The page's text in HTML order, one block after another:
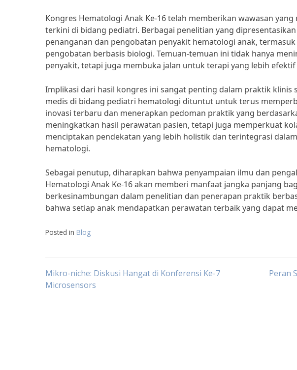
Kongres Hematologi Anak Ke-16 telah memberikan wawasan
terkini di bidang pediatri. Berbagai penelitian yang
penanganan dan pengobatan penyakit hematologi anak,
pengobatan berbasis biologi. Temuan-temuan ini tidak hanya
penyakit, tetapi juga membuka jalan untuk terapi yang lebih efektif
Implikasi dari hasil kongres ini sangat penting dalam praktik klinis
medis di bidang pediatri hematologi dituntut untuk terus
inovasi terbaru dan menerapkan pedoman praktik yang
meningkatkan hasil perawatan pasien, tetapi juga memperkuat
menciptakan pendekatan yang lebih holistik dan terintegrasi
hematologi.
Sebagai penutup, diharapkan bahwa penyampaian ilmu dan
Hematologi Anak Ke-16 akan memberi manfaat jangka panjang
berkesinambungan dalam penelitian dan penerapan praktik
bahwa setiap anak mendapatkan perawatan terbaik yang dapat
Posted in Blog
Post
Mikro-niche: Diskusi Hangat di Konferensi Ke-7
Microsensors
Peran